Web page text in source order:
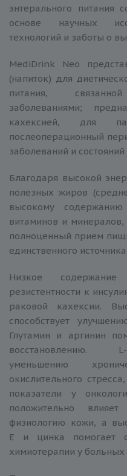
энтерального питания
основе научных
технологий и заботы о
MediDrink Neo
(напиток) для
питания,
заболеваниями;
кахексией, для
послеоперационный
заболеваний и
Благодаря высокой
полезных жиров
высокому содержанию
витаминов и минералов,
полноценный прием
единственного
Низкое содержание
резистентности к
раковой кахексии.
способствует
Глутамин и аргинин
восстановлению.
уменьшению
окислительного
показатели у
положительно
физиологию кожи, а
Е и цинка помогает
химиотерапии у больных